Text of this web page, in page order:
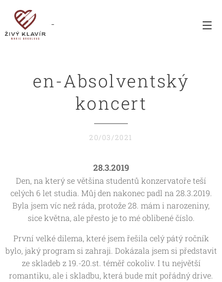
en-Absolventský
koncert
20/03/2021
28.3.2019
Den, na který se většina studentů konzervatoře teší
celých 6 let studia. Můj den nakonec padl na 28.3.2019.
Byla jsem víc než ráda, protože 28. mám i narozeniny,
sice května, ale přesto je to mé oblibené číslo.
První velké dilema, které jsem řešila celý pátý ročník
bylo, jaký program si zahraji. Dokázala jsem si představit
ze skladeb z 19.-20.st. téměř cokoliv. I tu největší
romantiku, ale i skladbu, která bude mít pořádný drive.